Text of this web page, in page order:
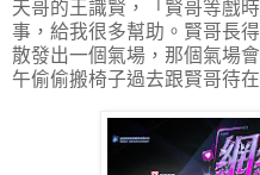
天哥的王識賢，「賢哥等戲
事，給我很多幫助。賢哥長
散發出一個氣場，那個氣場
午偷偷搬椅子過去跟賢哥待在